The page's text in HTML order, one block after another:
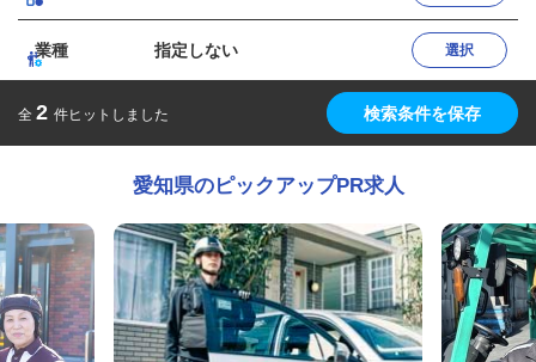
業種 指定しない 選択
全 2 件ヒットしました 検索条件を保存
愛知県のピックアップPR求人